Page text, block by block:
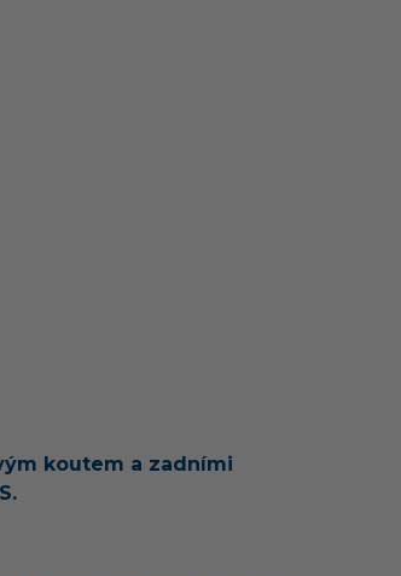
koutem a zadními